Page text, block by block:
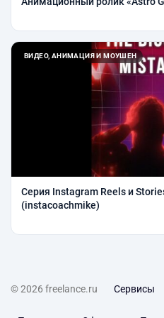
ВИДЕО, АНИМАЦИЯ И МОУШЕН
Серия Instagram Reels и
(instacoachmike)
© 2026 freelance.ru Сервисы